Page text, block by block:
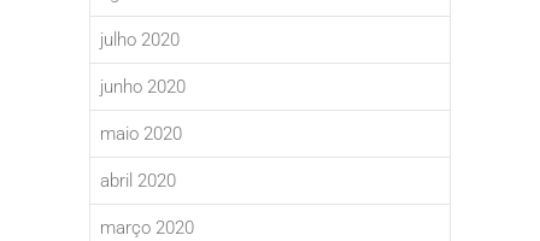
julho 2020
junho 2020
maio 2020
abril 2020
março 2020